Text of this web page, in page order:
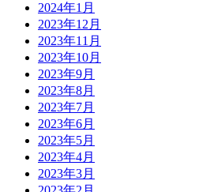
2024年1月
2023年12月
2023年11月
2023年10月
2023年9月
2023年8月
2023年7月
2023年6月
2023年5月
2023年4月
2023年3月